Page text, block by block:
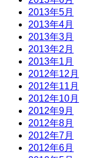
2013年5月
2013年4月
2013年3月
2013年2月
2013年1月
2012年12月
2012年11月
2012年10月
2012年9月
2012年8月
2012年7月
2012年6月